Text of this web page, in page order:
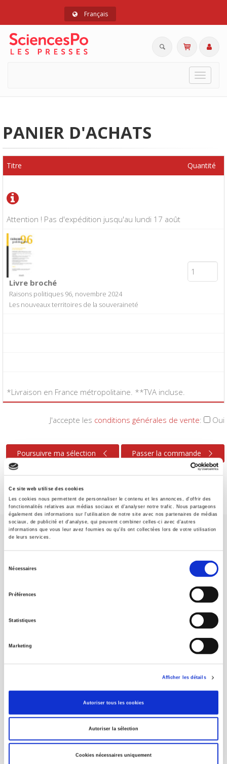
Ce site web utilise des cookies
Les cookies nous permettent de personnaliser le contenu et les annonces, d'offrir des
fonctionnalités relatives aux médias sociaux et d'analyser notre trafic. Nous partageons
également des informations sur l'utilisation de notre site avec nos partenaires de médias
sociaux, de publicité et d'analyse, qui peuvent combiner celles-ci avec d'autres
informations que vous leur avez fournies ou qu'ils ont collectées lors de votre utilisation
de leurs services.
Nécessaires
Préférences
Statistiques
Marketing
Afficher les détails
Autoriser tous les cookies
Autoriser la sélection
Cookies nécessaires uniquement
Français
Toggle
PANIER D'ACHATS
Attention ! Pas d'expédition jusqu'au lundi 17 août
Titre Quantité
Livre broché
Raisons politiques 96, novembre 2024
Les nouveaux territoires de la souveraineté
*Livraison en France métropolitaine. **TVA incluse.
J'accepte les conditions générales de vente: Oui
Poursuivre ma sélection Passer la commande
Maison d'édition dédiée aux sciences humaines et sociales, les
Presses de Sciences Po participent depuis leur création en 1976
à la transmission des savoirs et des idées
FOREIGN RIGHTS
POUR LES LIBRAIRES
La France et l'Union européenne